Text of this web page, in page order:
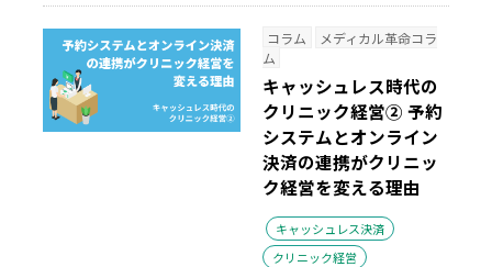
コラム
メディカル革命コラ
ム
キャッシュレス時代の
クリニック経営② 予約
システムとオンライン
決済の連携がクリニッ
ク経営を変える理由
キャッシュレス決済
クリニック経営